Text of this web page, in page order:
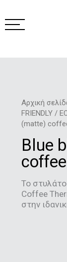
στο
περιεχόμενο
Αρχική
FRIENDLY/
(matte)
Βlue
Το
Coffee
στην